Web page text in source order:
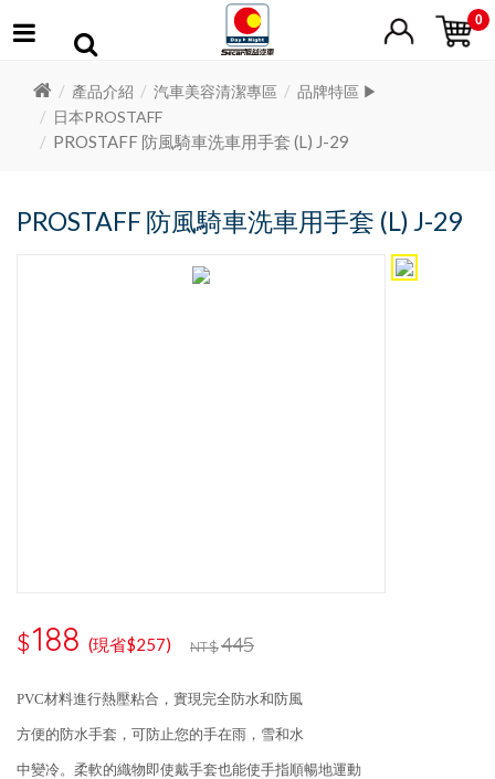
0
產品介紹 汽車美容清潔專區
品牌特區 ▶
日本PROSTAFF
PROSTAFF 防風騎車洗車用手套 (L) J-29
PROSTAFF 防風騎車洗車用手套 (L) J-29
$188 (現省$257) NT$445
PVC材料進行熱壓粘合，實現完全防水和防風
方便的防水手套，可防止您的手在雨，雪和水
中變冷。 柔軟的織物即使戴手套也能使手指順暢地運動